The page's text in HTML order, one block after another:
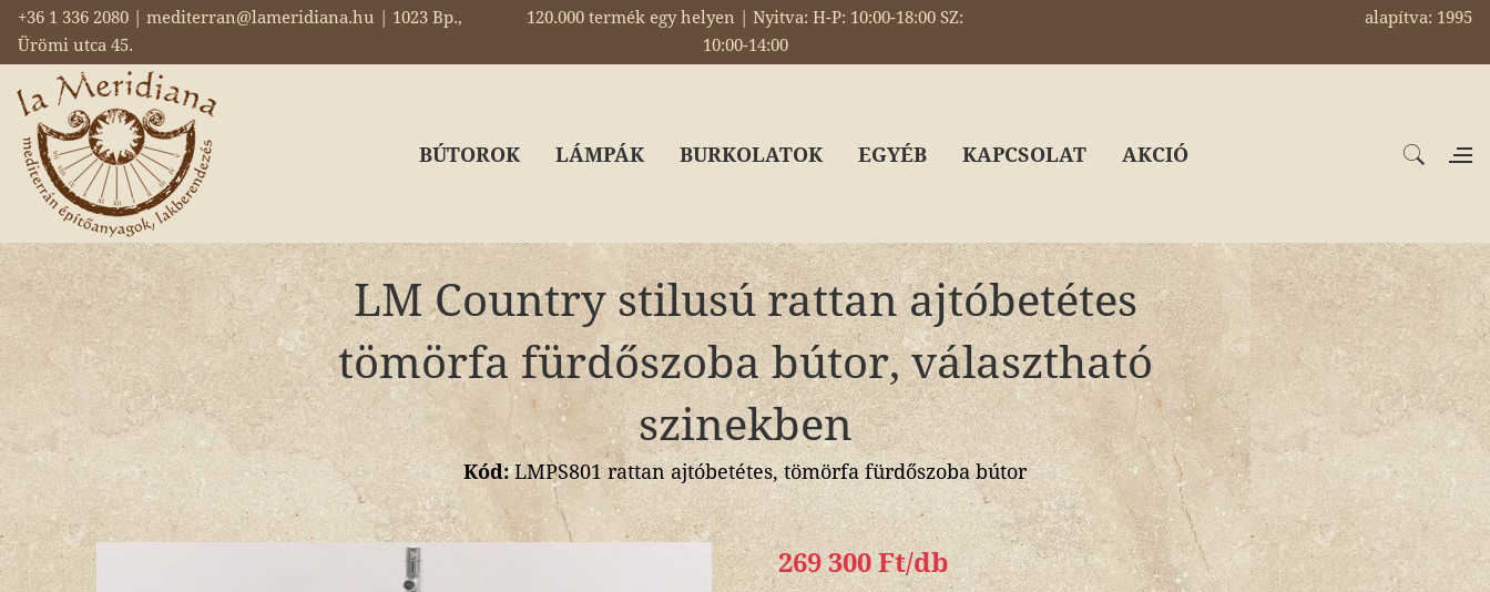
+36 1 336 2080 | mediterran@lameridiana.hu | 1023 Bp.,
Ürömi utca 45.
120.000 termék egy helyen | Nyitva: H-P: 10:00-18:00 SZ:
10:00-14:00
alapítva: 1995
BÚTOROK LÁMPÁK BURKOLATOK EGYÉB KAPCSOLAT AKCIÓ
LM Country stilusú rattan ajtóbetétes
tömörfa fürdőszoba bútor, választható
szinekben
Kód:LMPS801 rattan ajtóbetétes, tömörfa fürdőszoba bútor
269 300 Ft/db